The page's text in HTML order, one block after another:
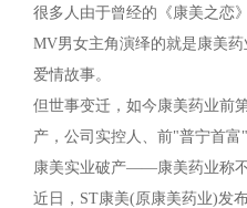
很多人由于曾经的《康美之恋
MV男女主角演绎的就是康美
爱情故事。
但世事变迁，如今康美药业前
产，公司实控人、前"普宁首富
康美实业破产——康美药业称
近日，ST康美(原康美药业)发